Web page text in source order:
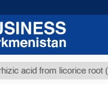
acid from licorice root